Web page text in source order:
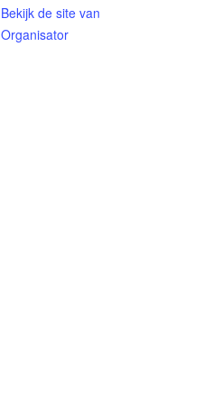
Bekijk de site van
Organisator